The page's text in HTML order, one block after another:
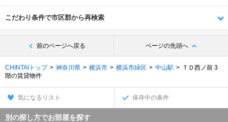
こだわり条件で市区郡から再検索
前のページへ戻る ページの先頭へ
CHINTAIトップ 神奈川県 横浜市 横浜市緑区 中山駅
ＴＤ西ノ前 3
階の賃貸物件
気になるリスト 保存中の条件
別の探し方でお部屋を探す